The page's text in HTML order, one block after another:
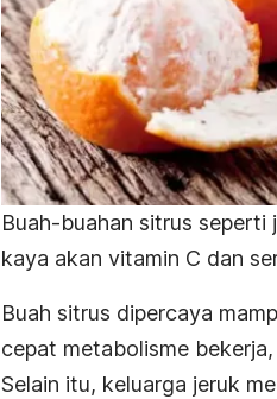
Buah-buahan sitrus seperti
kaya akan vitamin C dan
Buah sitrus dipercaya
cepat metabolisme
Selain itu, keluarga jeruk